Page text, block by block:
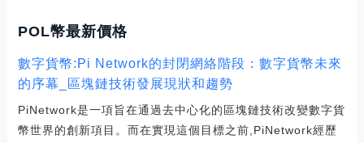
POL幣最新價格
數字貨幣:Pi Network的封閉網絡階段：數字貨幣未來
的序幕_區塊鏈技術發展現狀和趨勢
PiNetwork是一項旨在通過去中心化的區塊鏈技術改變數字貨
幣世界的創新項目。而在實現這個目標之前,PiNetwork經歷